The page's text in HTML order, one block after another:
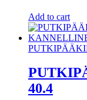
Add to cart
40.4